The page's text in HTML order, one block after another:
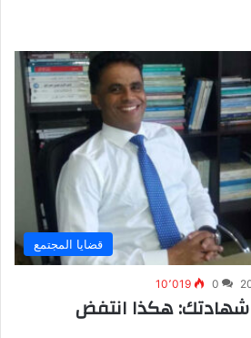
قضايا المجتمع
0 10٬019
شهادتك: هكذا انتفض